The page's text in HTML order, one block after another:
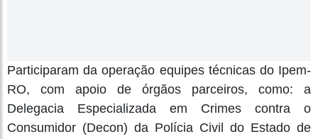
Participaram da operação equipes técnicas do Ipem-
RO, com apoio de órgãos parceiros, como: a
Delegacia Especializada em Crimes contra o
Consumidor (Decon) da Polícia Civil do Estado de